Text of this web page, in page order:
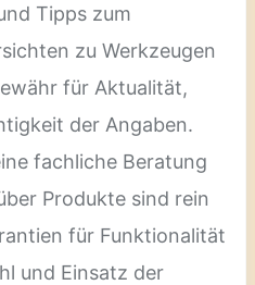
Tipps zum
zu Werkzeugen
für Aktualität,
der Angaben.
fachliche Beratung
Produkte sind rein
für Funktionalität
und Einsatz der